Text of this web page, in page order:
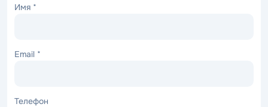
Имя *
Email *
Телефон